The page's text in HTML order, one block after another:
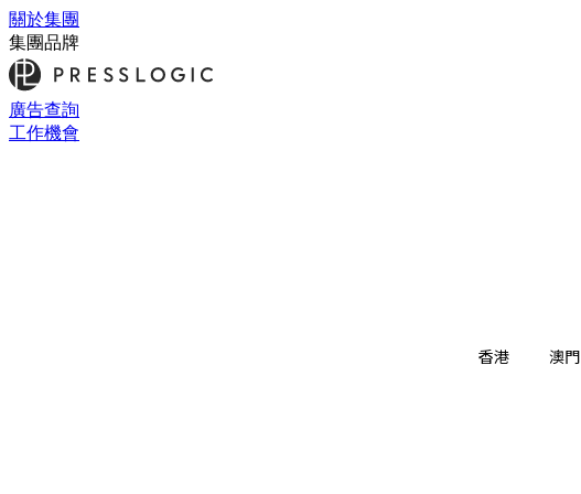
關於集團
集團品牌
廣告查詢
工作機會
香港 澳門